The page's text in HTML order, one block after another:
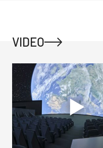
VIDEO